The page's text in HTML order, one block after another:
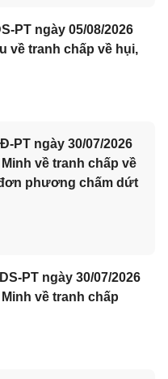
PT ngày 05/08/2026
về tranh chấp về hụi,
PT ngày 30/07/2026
về tranh chấp về
phương chấm dứt
PT ngày 30/07/2026
về tranh chấp